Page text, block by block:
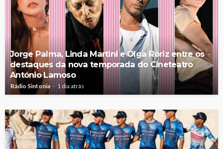
Jorge Palma, Linda Martini e Olga Roriz entre os
destaques da nova temporada do Cineteatro
António Lamoso
Rádio Sintonia 1 dia atrás